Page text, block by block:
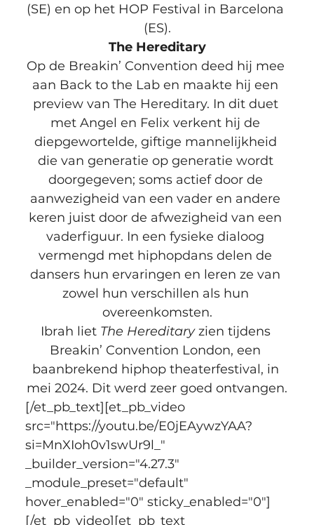
(SE) en op het HOP Festival in Barcelona
(ES).
The Hereditary
Op de Breakin’ Convention deed hij mee
aan Back to the Lab en maakte hij een
preview van The Hereditary. In dit duet
met Angel en Felix verkent hij de
diepgewortelde, giftige mannelijkheid
die van generatie op generatie wordt
doorgegeven; soms actief door de
aanwezigheid van een vader en andere
keren juist door de afwezigheid van een
vaderfiguur. In een fysieke dialoog
vermengd met hiphopdans delen de
dansers hun ervaringen en leren ze van
zowel hun verschillen als hun
overeenkomsten.
Ibrah liet The Hereditary zien tijdens
Breakin’ Convention London, een
baanbrekend hiphop theaterfestival, in
mei 2024. Dit werd zeer goed ontvangen.
[/et_pb_text][et_pb_video
src="https://youtu.be/E0jEAywzYAA?
si=MnXIoh0v1swUr9l_"
_builder_version="4.27.3"
_module_preset="default"
hover_enabled="0" sticky_enabled="0"]
[/et_pb_video][et_pb_text